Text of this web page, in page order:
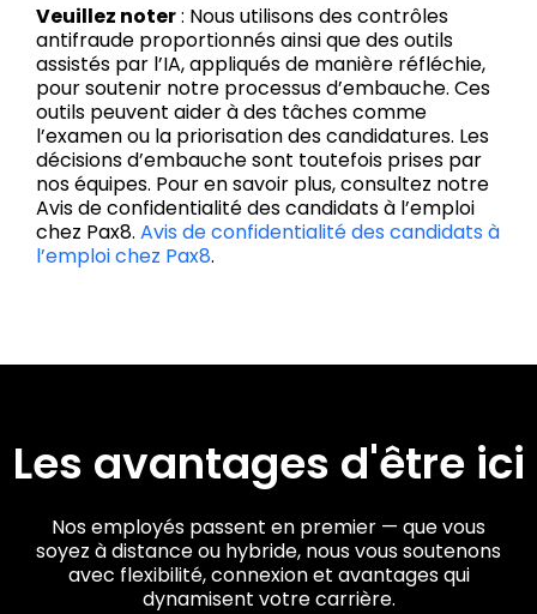
Veuillez noter: Nous utilisons des contrôles
antifraude proportionnés ainsi que des outils
assistés par l’IA, appliqués de manière réfléchie,
pour soutenir notre processus d’embauche. Ces
outils peuvent aider à des tâches comme
l’examen ou la priorisation des candidatures. Les
décisions d’embauche sont toutefois prises par
nos équipes. Pour en savoir plus, consultez notre
Avis de confidentialité des candidats à l’emploi
chez Pax8. Avis de confidentialité des candidats à
l’emploi chez Pax8.
Les avantages d'être ici
Nos employés passent en premier — que vous
soyez à distance ou hybride, nous vous soutenons
avec flexibilité, connexion et avantages qui
dynamisent votre carrière.